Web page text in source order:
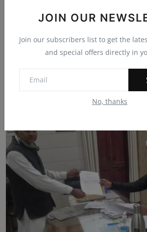
JOIN OUR
Join our subscribers list to get the
and special offers directly in
No, thanks
कब्रिस्तान की दीवार की सुरक्षा एवं पुनर्निर्माण की